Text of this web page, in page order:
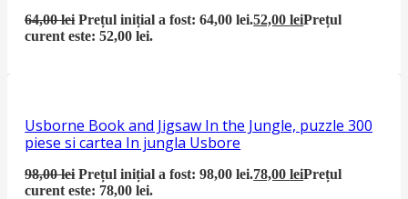
64,00lei Prețul inițial a fost: 64,00 lei.52,00leiPrețul
curent este: 52,00 lei.
Usborne Book and Jigsaw In the Jungle, puzzle 300
piese si cartea In jungla Usbore
98,00lei Prețul inițial a fost: 98,00 lei.78,00leiPrețul
curent este: 78,00 lei.